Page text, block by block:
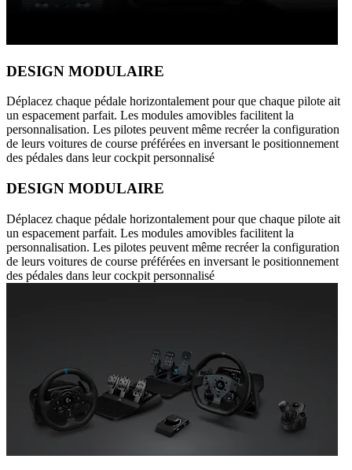
DESIGN MODULAIRE
Déplacez chaque pédale horizontalement pour que chaque pilote ait
un espacement parfait. Les modules amovibles facilitent la
personnalisation. Les pilotes peuvent même recréer la configuration
de leurs voitures de course préférées en inversant le positionnement
des pédales dans leur cockpit personnalisé
DESIGN MODULAIRE
Déplacez chaque pédale horizontalement pour que chaque pilote ait
un espacement parfait. Les modules amovibles facilitent la
personnalisation. Les pilotes peuvent même recréer la configuration
de leurs voitures de course préférées en inversant le positionnement
des pédales dans leur cockpit personnalisé